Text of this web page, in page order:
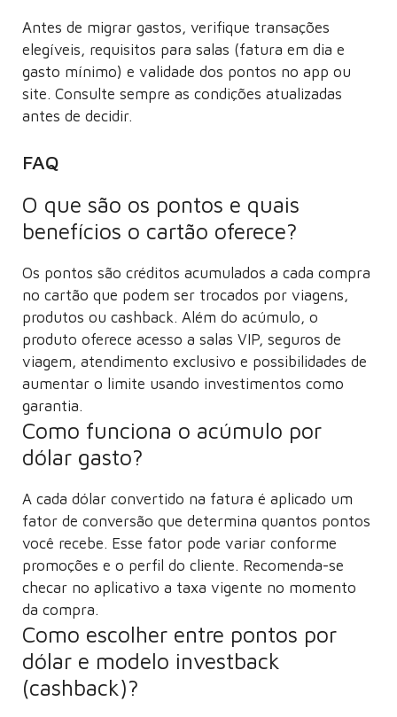
Antes de migrar gastos, verifique transações
elegíveis, requisitos para salas (fatura em dia e
gasto mínimo) e validade dos pontos no app ou
site. Consulte sempre as condições atualizadas
antes de decidir.
FAQ
O que são os pontos e quais
benefícios o cartão oferece?
Os pontos são créditos acumulados a cada compra
no cartão que podem ser trocados por viagens,
produtos ou cashback. Além do acúmulo, o
produto oferece acesso a salas VIP, seguros de
viagem, atendimento exclusivo e possibilidades de
aumentar o limite usando investimentos como
garantia.
Como funciona o acúmulo por
dólar gasto?
A cada dólar convertido na fatura é aplicado um
fator de conversão que determina quantos pontos
você recebe. Esse fator pode variar conforme
promoções e o perfil do cliente. Recomenda-se
checar no aplicativo a taxa vigente no momento
da compra.
Como escolher entre pontos por
dólar e modelo investback
(cashback)?